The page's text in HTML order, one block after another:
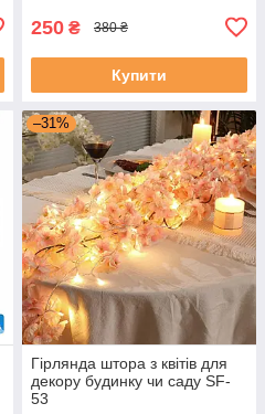
250 ₴ 380 ₴
Купити
–31%
Гірлянда штора з квітів для
декору будинку чи саду SF-
53